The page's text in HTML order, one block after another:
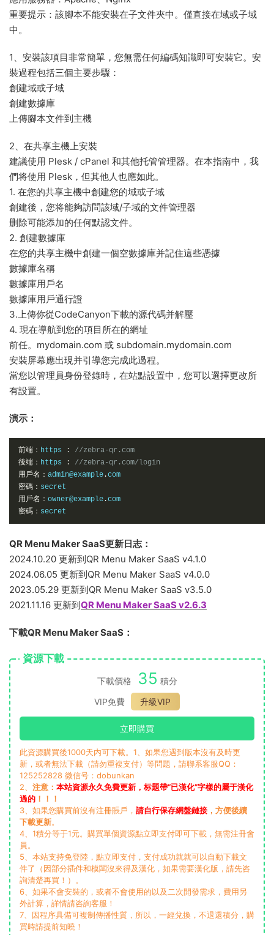
重要提示：該腳本不能安裝在子文件夾中。僅直接在域或子域
中。
1、安裝該項目非常簡單，您無需任何編碼知識即可安裝它。安
裝過程包括三個主要步驟：
創建域或子域
創建數據庫
上傳腳本文件到主機
2、在共享主機上安裝
建議使用 Plesk / cPanel 和其他托管管理器。在本指南中，我
們将使用 Plesk，但其他人也應如此。
1. 在您的共享主機中創建您的域或子域
創建後，您将能夠訪問該域/子域的文件管理器
删除可能添加的任何默認文件。
2. 創建數據庫
在您的共享主機中創建一個空數據庫并記住這些憑據
數據庫名稱
數據庫用戶名
數據庫用戶通行證
3.上傳你從CodeCanyon下載的源代碼并解壓
4. 現在導航到您的項目所在的網址
前任。mydomain.com 或 subdomain.mydomain.com
安裝屏幕應出現并引導您完成此過程。
當您以管理員身份登錄時，在站點設置中，您可以選擇更改所
有設置。
演示：
前端： https :
//zebra-qr.com
後端： https :
//zebra-qr.com/login
用戶名： admin@example .
密碼：
用戶名： owner@example .
密碼： secret
QR Menu Maker SaaS更新日志：
2024.10.20 更新到QR Menu Maker SaaS v4.1.0
2024.06.05 更新到QR Menu Maker SaaS v4.0.0
2023.05.29 更新到QR Menu Maker SaaS v3.5.0
2021.11.16 更新到QR Menu Maker SaaS v2.6.3
下載QR Menu Maker SaaS：
資源下載
下載價格 35 積分
VIP免費
升級VIP
立即購買
此資源購買後1000天内可下載。1、如果您遇到版本沒有及時更
新，或者無法下載（請勿重複支付）等問題，請聯系客服QQ：
125252828 微信号：dobunkan
2、 注意： 本站資源永久免費更新，标題帶“已漢化”字樣的屬于漢化
過的 ！！！
3、如果您購買前沒有注冊賬戶， 請自行保存網盤鏈接 ，方便後續
下載更新。
4、1積分等于1元。購買單個資源點立即支付即可下載，無需注冊會
員。
5、本站支持免登陸，點立即支付，支付成功就就可以自動下載文
件了（因部分插件和模闆沒來得及漢化，如果需要漢化版，請先咨
詢清楚再買！）。
6、如果不會安裝的，或者不會使用的以及二次開發需求，費用另
外計算，詳情請咨詢客服！
7、因程序具備可複制傳播性質，所以，一經兌換，不退還積分，購
買時請提前知曉！